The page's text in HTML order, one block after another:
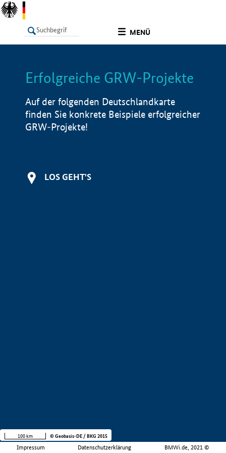
MENÜ
LISTE Info
Erfolgreiche GRW-Projekte
Auf der folgenden Deutschlandkarte
finden Sie konkrete Beispiele erfolgreicher
GRW-Projekte!
LOS GEHT'S
Impressum Datenschutzerklärung BMWi.de, 2021 ©
100 km © Geobasis-DE / BKG 2015